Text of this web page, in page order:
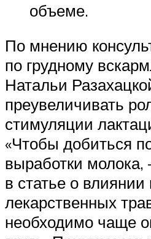
объеме.
По мнению
по грудному
Натальи
преувеличивать
стимуляции
«Чтобы добиться
выработки
в статье о
лекарственных
необходимо чаще